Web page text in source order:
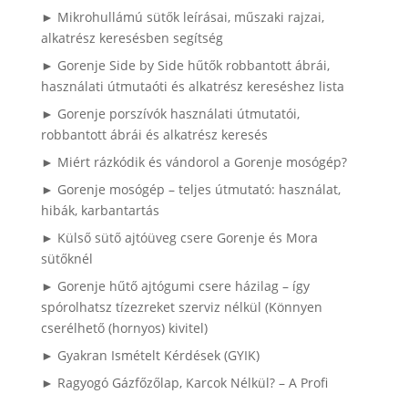
► Mikrohullámú sütők leírásai, műszaki rajzai,
alkatrész keresésben segítség
► Gorenje Side by Side hűtők robbantott ábrái,
használati útmutaóti és alkatrész kereséshez lista
► Gorenje porszívók használati útmutatói,
robbantott ábrái és alkatrész keresés
► Miért rázkódik és vándorol a Gorenje mosógép?
► Gorenje mosógép – teljes útmutató: használat,
hibák, karbantartás
► Külső sütő ajtóüveg csere Gorenje és Mora
sütőknél
► Gorenje hűtő ajtógumi csere házilag – így
spórolhatsz tízezreket szerviz nélkül (Könnyen
cserélhető (hornyos) kivitel)
► Gyakran Ismételt Kérdések (GYIK)
► Ragyogó Gázfőzőlap, Karcok Nélkül? – A Profi